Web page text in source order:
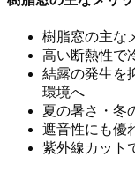
樹脂窓の主な
高い断熱性で
結露の発生を
環境へ
夏の暑さ・冬
遮音性にも優
紫外線カット